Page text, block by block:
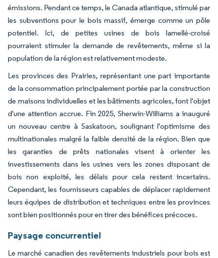
émissions. Pendant ce temps, le Canada atlantique, stimulé par
les subventions pour le bois massif, émerge comme un pôle
potentiel. Ici, de petites usines de bois lamellé-croisé
pourraient stimuler la demande de revêtements, même si la
population de la région est relativement modeste.
Les provinces des Prairies, représentant une part importante
de la consommation principalement portée par la construction
de maisons individuelles et les bâtiments agricoles, font l'objet
d'une attention accrue. Fin 2025, Sherwin-Williams a inauguré
un nouveau centre à Saskatoon, soulignant l'optimisme des
multinationales malgré la faible densité de la région. Bien que
les garanties de prêts nationales visent à orienter les
investissements dans les usines vers les zones disposant de
bois non exploité, les délais pour cela restent incertains.
Cependant, les fournisseurs capables de déplacer rapidement
leurs équipes de distribution et techniques entre les provinces
sont bien positionnés pour en tirer des bénéfices précoces.
Paysage concurrentiel
Le marché canadien des revêtements industriels pour bois est